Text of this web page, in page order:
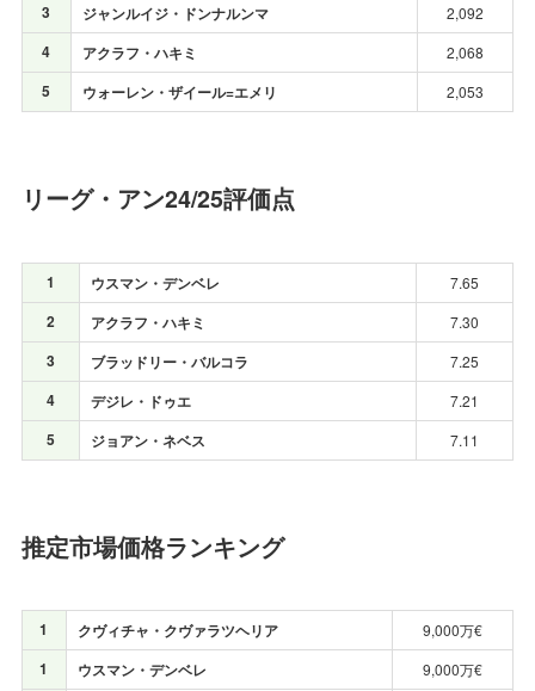
3 ジャンルイジ・ドンナルンマ 2,092
4 アクラフ・ハキミ 2,068
5 ウォーレン・ザイール=エメリ 2,053
リーグ・アン24/25評価点
1 ウスマン・デンベレ 7.65
2 アクラフ・ハキミ 7.30
3 ブラッドリー・バルコラ 7.25
4 デジレ・ドゥエ 7.21
5 ジョアン・ネベス 7.11
推定市場価格ランキング
1 クヴィチャ・クヴァラツヘリア 9,000万€
1 ウスマン・デンベレ 9,000万€